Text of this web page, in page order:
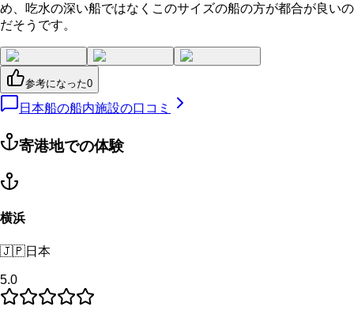
め、吃水の深い船ではなくこのサイズの船の方が都合が良いの
だそうです。
参考になった0
日本船の船内施設の口コミ
寄港地での体験
横浜
🇯🇵日本
5.0